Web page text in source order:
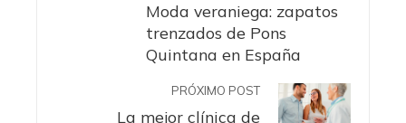
Moda veraniega: zapatos
trenzados de Pons
Quintana en España
PRÓXIMO POST
La mejor clínica de